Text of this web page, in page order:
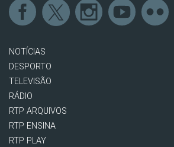
NOTÍCIAS
DESPORTO
TELEVISÃO
RÁDIO
RTP ARQUIVOS
RTP ENSINA
RTP PLAY